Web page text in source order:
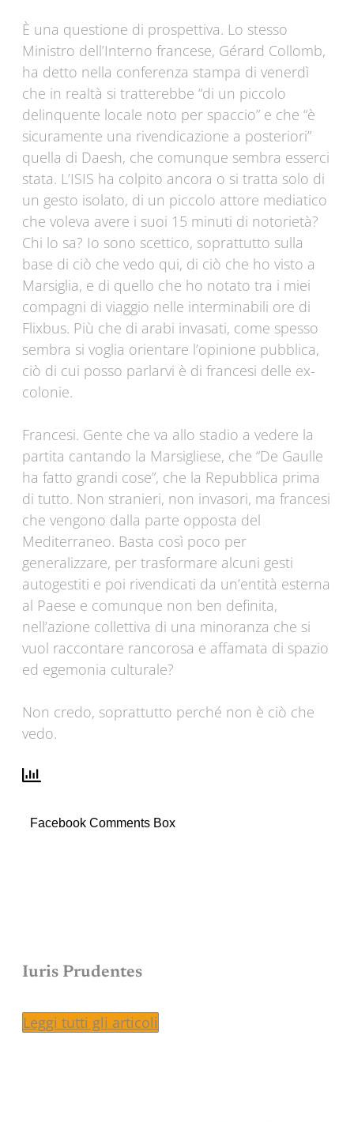
È una questione di prospettiva. Lo stesso
Ministro dell’Interno francese, Gérard Collomb,
ha detto nella conferenza stampa di venerdì
che in realtà si tratterebbe “di un piccolo
delinquente locale noto per spaccio” e che “è
sicuramente una rivendicazione a posteriori”
quella di Daesh, che comunque sembra esserci
stata. L’ISIS ha colpito ancora o si tratta solo di
un gesto isolato, di un piccolo attore mediatico
che voleva avere i suoi 15 minuti di notorietà?
Chi lo sa? Io sono scettico, soprattutto sulla
base di ciò che vedo qui, di ciò che ho visto a
Marsiglia, e di quello che ho notato tra i miei
compagni di viaggio nelle interminabili ore di
Flixbus. Più che di arabi invasati, come spesso
sembra si voglia orientare l’opinione pubblica,
ciò di cui posso parlarvi è di francesi delle ex-
colonie.
Francesi. Gente che va allo stadio a vedere la
partita cantando la Marsigliese, che “De Gaulle
ha fatto grandi cose”, che la Repubblica prima
di tutto. Non stranieri, non invasori, ma francesi
che vengono dalla parte opposta del
Mediterraneo. Basta così poco per
generalizzare, per trasformare alcuni gesti
autogestiti e poi rivendicati da un’entità esterna
al Paese e comunque non ben definita,
nell’azione collettiva di una minoranza che si
vuol raccontare rancorosa e affamata di spazio
ed egemonia culturale?
Non credo, soprattutto perché non è ciò che
vedo.
Facebook Comments Box
Iuris Prudentes
Leggi tutti gli articoli